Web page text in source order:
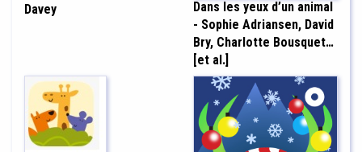
Davey
Dans les yeux d’un animal
- Sophie Adriansen, David
Bry, Charlotte Bousquet…
[et al.]